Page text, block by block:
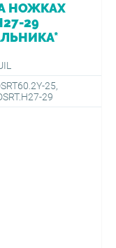
НОЖКАХ
29
25,
29